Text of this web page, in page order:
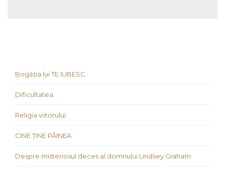
Bogăția lui TE IUBESC
Dificultatea
Religia viitorului
CINE ȚINE PÂINEA
Despre misteriosul deces al domnului Lindsey Graham